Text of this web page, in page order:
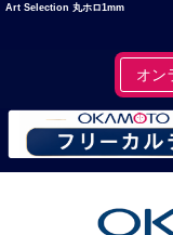
Art Selection 丸ホロ1mm
オン